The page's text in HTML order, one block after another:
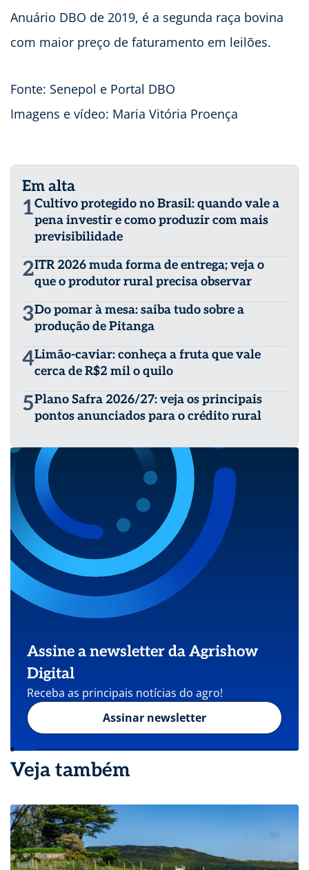
Anuário DBO de 2019, é a segunda raça bovina
com maior preço de faturamento em leilões.
Fonte: Senepol e Portal DBO
Imagens e vídeo: Maria Vitória Proença
Em alta
1Cultivo protegido no Brasil: quando vale a
pena investir e como produzir com mais
previsibilidade
2ITR 2026 muda forma de entrega; veja o
que o produtor rural precisa observar
3Do pomar à mesa: saiba tudo sobre a
produção de Pitanga
4Limão-caviar: conheça a fruta que vale
cerca de R$2 mil o quilo
5Plano Safra 2026/27: veja os principais
pontos anunciados para o crédito rural
Assine a newsletter da Agrishow
Digital
Receba as principais notícias do agro!
Assinar newsletter
Veja também